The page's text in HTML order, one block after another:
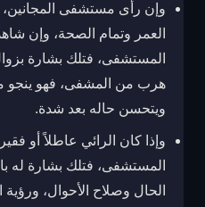
وإن رأى مستشفى
العمر وتمام الصحة، وإن
المستشفى، فتلك بشارة
هرب من المشفى، فهو ينجو
ويتحسن حاله بعد شدة.
وإذا كان الرائي عاطلاً أو
المستشفى، فتلك بشارة له
الحال وصلاح الأحوال،